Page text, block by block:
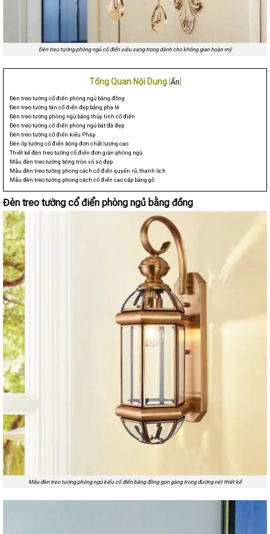
Đèn treo tường phòng ngủ cổ điển siêu sang trọng dành cho không gian hoàn mỹ
Tổng Quan Nội Dung [Ẩn]
Đèn treo tường cổ điển phòng ngủ bằng đồng
Đèn treo tường tân cổ điển đẹp bằng pha lê
Đèn treo tường phòng ngủ bằng thủy tinh cổ điển
Đèn treo tường cổ điển phòng ngủ bát đá đẹp
Đèn treo tường cổ điển kiểu Pháp
Đèn ốp tường cổ điển bóng đơn chất lượng cao
Thiết kế đèn treo tường cổ điển đơn giản phòng ngủ
Mẫu đèn treo tường bóng tròn vỏ sò đẹp
Mẫu đèn treo tường phong cách cổ điển quyến rũ, thanh lịch
Mẫu đèn treo tường phong cách cổ điển cao cấp bằng gỗ
Đèn treo tường cổ điển phòng ngủ bằng đồng
Mẫu đèn treo tường phòng ngủ kiểu cổ điển bằng đồng gọn gàng trong đường nét thiết kế